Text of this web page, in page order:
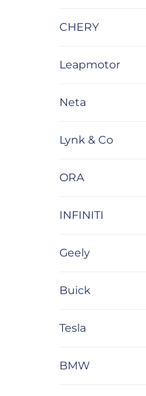
CHERY
Leapmotor
Neta
Lynk & Co
ORA
INFINITI
Geely
Buick
Tesla
BMW